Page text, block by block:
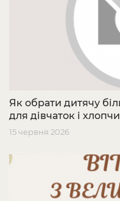
Як обрати дитячу
для дівчаток і
15 червня 2026